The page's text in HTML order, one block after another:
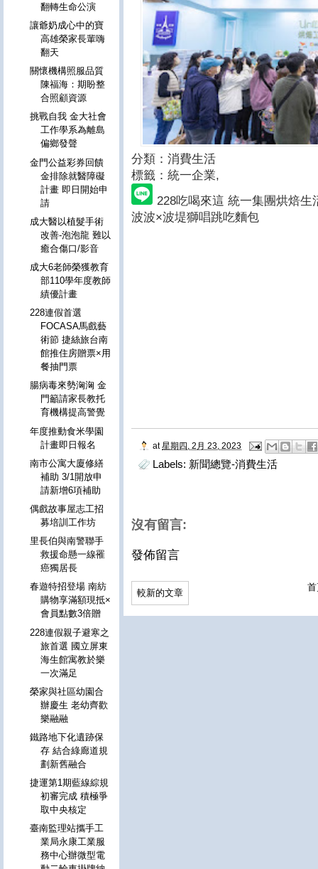
分類：消費生活
標籤：統一企業,
228吃喝來這 統一集團烘焙
波波×波堤獅唱跳吃麵包
at 星期四, 2月 23, 2023
Labels: 新聞總覽-消費生活
沒有留言:
發佈留言
較新的文章
翻轉生命公演
讓爺奶成心中的寶
高雄榮家長輩嗨
翻天
關懷機構照服品質
陳福海：期盼整
合照顧資源
挑戰自我 金大社會
工作學系為離島
偏鄉發聲
金門公益彩券回饋
金排除就醫障礙
計畫 即日開始申
請
成大醫以植髮手術
改善-泡泡龍 難以
癒合傷口/影音
成大6老師榮獲教育
部110學年度教師
績優計畫
228連假首選
FOCASA馬戲藝
術節 捷絲旅台南
館推住房贈票×用
餐抽門票
腸病毒來勢洶洶 金
門籲請家長教托
育機構提高警覺
年度推動食米學園
計畫即日報名
南市公寓大廈修繕
補助 3/1開放申
請新增6項補助
偶戲故事屋志工招
募培訓工作坊
里長伯與南警聯手
救援命懸一線罹
癌獨居長
春遊特招登場 南紡
購物享滿額現抵×
會員點數3倍贈
228連假親子避寒之
旅首選 國立屏東
海生館寓教於樂
一次滿足
榮家與社區幼園合
辦慶生 老幼齊歡
樂融融
鐵路地下化遺跡保
存 結合綠廊道規
劃新舊融合
捷運第1期藍線綜規
初審完成 積極爭
取中央核定
臺南監理站攜手工
業局永康工業服
務中心辦微型電